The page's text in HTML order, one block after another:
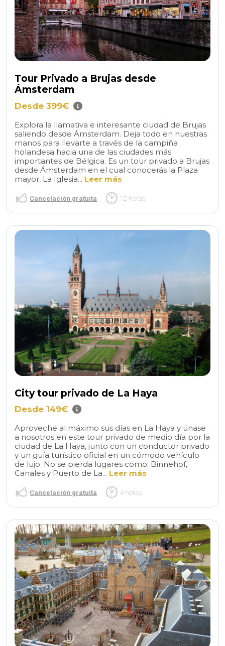
Tour Privado a Brujas desde
Ámsterdam
Desde 399€
Explora la llamativa e interesante ciudad de Brujas
saliendo desde Ámsterdam. Deja todo en nuestras
manos para llevarte a través de la campiña
holandesa hacia una de las ciudades más
importantes de Bélgica. Es un tour privado a Brujas
desde Ámsterdam en el cual conocerás la Plaza
mayor, La Iglesia... Leer más
Cancelación gratuita 12 horas
City tour privado de La Haya
Desde 149€
Aproveche al máximo sus días en La Haya y únase
a nosotros en este tour privado de medio día por la
ciudad de La Haya, junto con un conductor privado
y un guía turístico oficial en un cómodo vehículo
de lujo. No se pierda lugares como: Binnehof,
Canales y Puerto de La... Leer más
Cancelación gratuita 4 horas